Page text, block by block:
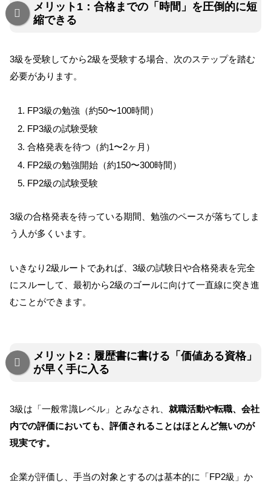
メリット1：合格までの「時間」を圧倒的に短
縮できる
3級を受験してから2級を受験する場合、次のステップを踏む
必要があります。
FP3級の勉強（約50〜100時間）
FP3級の試験受験
合格発表を待つ（約1〜2ヶ月）
FP2級の勉強開始（約150〜300時間）
FP2級の試験受験
3級の合格発表を待っている期間、勉強のペースが落ちてしま
う人が多くいます。
いきなり2級ルートであれば、3級の試験日や合格発表を完全
にスルーして、最初から2級のゴールに向けて一直線に突き進
むことができます。
メリット2：履歴書に書ける「価値ある資格」
が早く手に入る
3級は「一般常識レベル」とみなされ、 就職活動や転職、会社
内での評価においても、評価されることはほとんど無いのが
現実です。
企業が評価し、手当の対象とするのは基本的に「FP2級」か